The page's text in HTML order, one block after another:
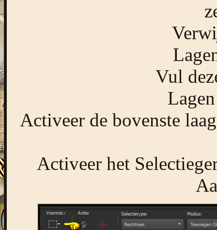
Vul
Activeer de bovenste
Activeer het